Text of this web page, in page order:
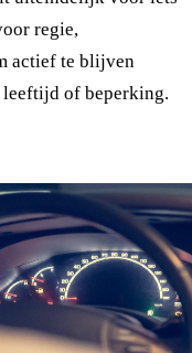
regie,
actief te blijven
of beperking.